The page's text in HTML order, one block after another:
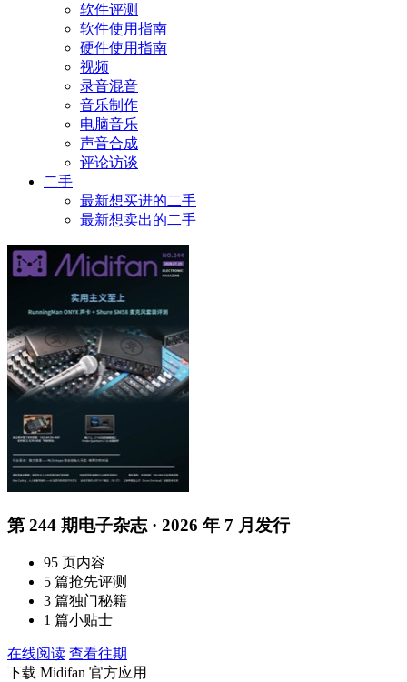
软件评测
软件使用指南
硬件使用指南
视频
录音混音
音乐制作
电脑音乐
声音合成
评论访谈
二手
最新想买进的二手
最新想卖出的二手
第 244 期电子杂志 · 2026 年 7 月发行
95 页内容
5 篇抢先评测
3 篇独门秘籍
1 篇小贴士
在线阅读 查看往期
下载 Midifan 官方应用